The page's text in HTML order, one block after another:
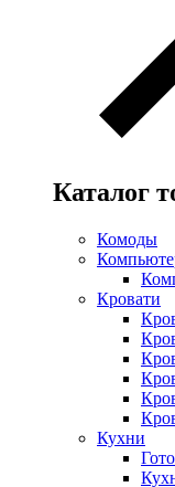
Каталог
Комоды
Кровати
Кухни